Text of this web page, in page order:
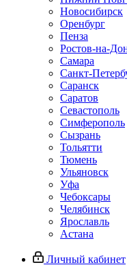
Новосибирск
Оренбург
Пенза
Ростов-на-
Самара
Санкт-
Саранск
Саратов
Севастополь
Симферополь
Сызрань
Тольятти
Тюмень
Ульяновск
Уфа
Чебоксары
Челябинск
Ярославль
Астана
Личный кабинет